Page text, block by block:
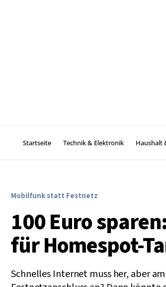
Startseite Technik & Elektronik Haushalt
Mobilfunk statt Festnetz
100 Euro
für Homespot-
Schnelles Internet muss her, aber